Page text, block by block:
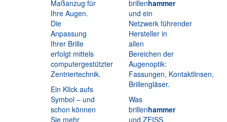
Maßanzug für
Ihre Augen.
Die
Anpassung
Ihrer Brille
erfolgt mittels
computergestützter
Zentriertechnik.
Ein Klick aufs
Symbol – und
schon können
Sie mehr
brillenhammer
und ein
Netzwerk führender
Hersteller in
allen
Bereichen der
Augenoptik:
Fassungen, Kontaktlinsen,
Brillengläser.
Was
brillenhammer
und ZEISS